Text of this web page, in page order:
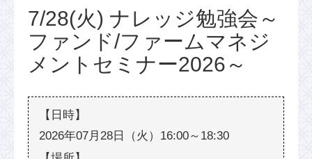
7/28(火) ナレッジ勉強会～
ファンド/ファームマネジ
メントセミナー2026～
2026年07月28日（火）16:00～18:30